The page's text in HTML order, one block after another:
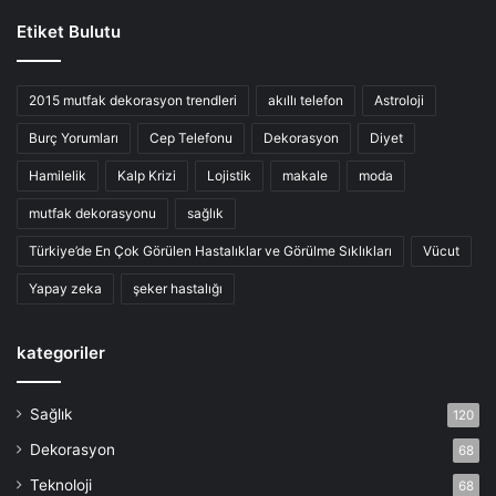
Etiket Bulutu
2015 mutfak dekorasyon trendleri akıllı telefon Astroloji
Burç Yorumları Cep Telefonu Dekorasyon Diyet
Hamilelik Kalp Krizi Lojistik makale moda
mutfak dekorasyonu sağlık
Türkiye’de En Çok Görülen Hastalıklar ve Görülme Sıklıkları Vücut
Yapay zeka şeker hastalığı
kategoriler
Sağlık 120
Dekorasyon 68
Teknoloji 68